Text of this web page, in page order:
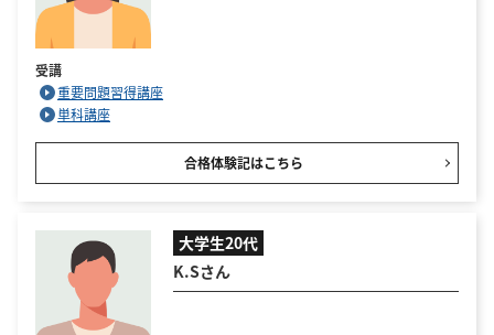
受講
重要問題習得講座
単科講座
合格体験記はこちら
大学生20代
K.Sさん